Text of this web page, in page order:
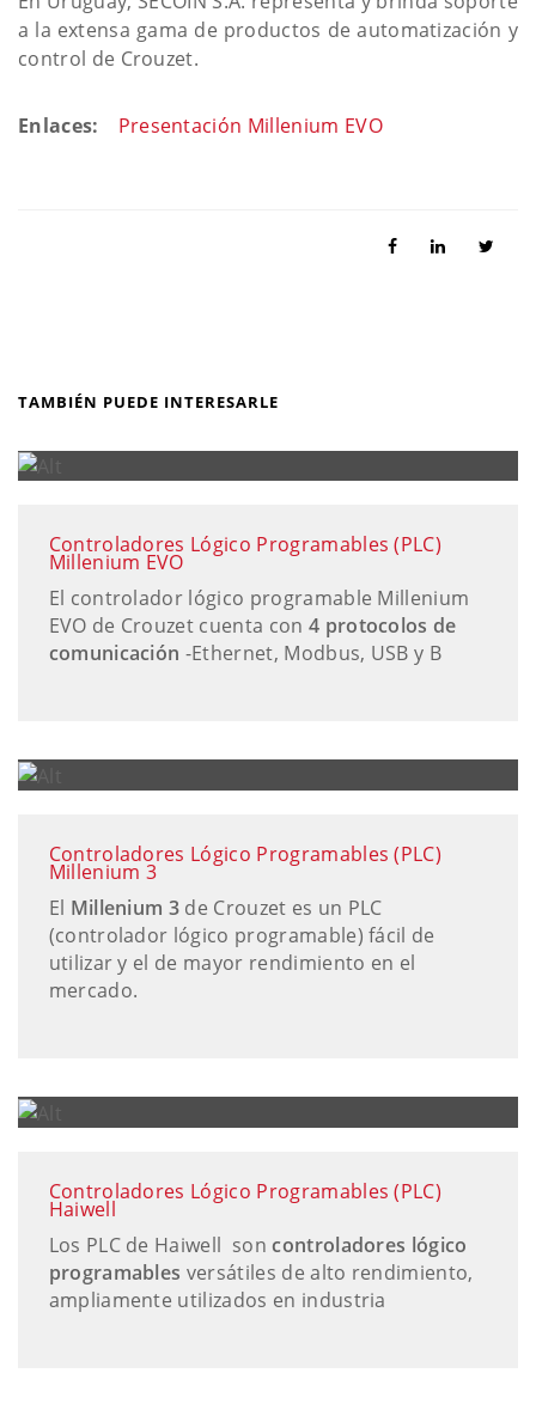
a la extensa gama de productos de automatización y
control de Crouzet.
Enlaces: Presentación Millenium EVO
TAMBIÉN PUEDE INTERESARLE
Controladores Lógico Programables (PLC)
Millenium EVO
El controlador lógico programable Millenium
EVO de Crouzet cuenta con 4 protocolos de
comunicación -Ethernet, Modbus, USB y B
Controladores Lógico Programables (PLC)
Millenium 3
El Millenium 3 de Crouzet es un PLC
(controlador lógico programable) fácil de
utilizar y el de mayor rendimiento en el
mercado.
Controladores Lógico Programables (PLC)
Haiwell
Los PLC de Haiwell soncontroladores lógico
programables versátiles de alto rendimiento,
ampliamente utilizados en industria